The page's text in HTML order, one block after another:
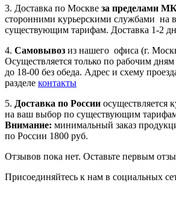
3. Доставка по Москве за пределами
сторонними курьерскими службами на
существующим тарифам. Доставка 1-2
4. Самовывоз из нашего офиса (г.
Осуществляется только по рабочим
до 18-00 без обеда. Адрес и схему
разделе контакты
5. Доставка по России осуществляется
на ваш выбор по существующим
Внимание: минимальный заказ
по России 1800 руб.
Отзывов пока нет. Оставьте первым
Присоединяйтесь к нам в социальных